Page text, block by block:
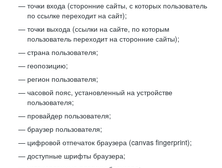
точки входа (сторонние сайты, с которых пользователь
по ссылке переходит на сайт);
точки выхода (ссылки на сайте, по которым
пользователь переходит на сторонние сайты);
страна пользователя;
геопозицию;
регион пользователя;
часовой пояс, установленный на устройстве
пользователя;
провайдер пользователя;
браузер пользователя;
цифровой отпечаток браузера (canvas fingerprint);
доступные шрифты браузера;